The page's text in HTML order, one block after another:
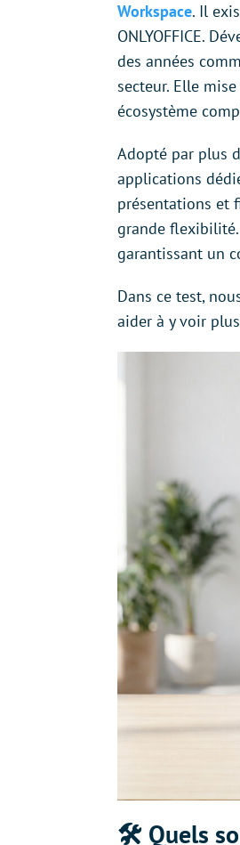
Workspace. Il
ONLYOFFICE.
des années
secteur. Elle
écosystème
Adopté par plus
applications
présentations et
grande flexibilité.
garantissant un
Dans ce test,
aider à y voir
🛠️ Quels